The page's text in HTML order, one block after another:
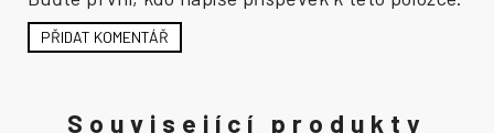
PŘIDAT KOMENTÁŘ